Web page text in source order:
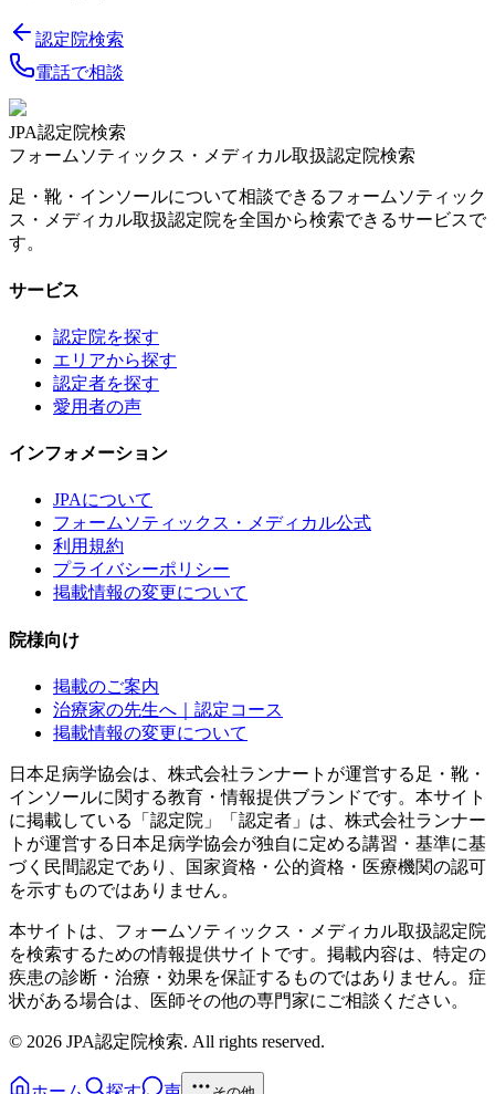
認定院検索
電話で相談
JPA認定院検索
フォームソティックス・メディカル取扱認定院検索
足・靴・インソールについて相談できるフォームソティック
ス・メディカル取扱認定院を全国から検索できるサービスで
す。
サービス
認定院を探す
エリアから探す
認定者を探す
愛用者の声
インフォメーション
JPAについて
フォームソティックス・メディカル公式
利用規約
プライバシーポリシー
掲載情報の変更について
院様向け
掲載のご案内
治療家の先生へ｜認定コース
掲載情報の変更について
日本足病学協会は、株式会社ランナートが運営する足・靴・
インソールに関する教育・情報提供ブランドです。本サイト
に掲載している「認定院」「認定者」は、株式会社ランナー
トが運営する日本足病学協会が独自に定める講習・基準に基
づく民間認定であり、国家資格・公的資格・医療機関の認可
を示すものではありません。
本サイトは、フォームソティックス・メディカル取扱認定院
を検索するための情報提供サイトです。掲載内容は、特定の
疾患の診断・治療・効果を保証するものではありません。症
状がある場合は、医師その他の専門家にご相談ください。
© 2026 JPA認定院検索. All rights reserved.